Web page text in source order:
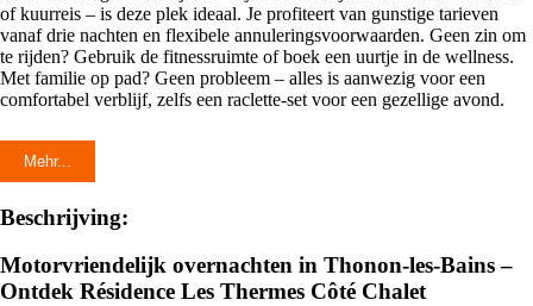
of kuurreis – is deze plek ideaal. Je profiteert van gunstige tarieven
vanaf drie nachten en flexibele annuleringsvoorwaarden. Geen zin om
te rijden? Gebruik de fitnessruimte of boek een uurtje in de wellness.
Met familie op pad? Geen probleem – alles is aanwezig voor een
comfortabel verblijf, zelfs een raclette-set voor een gezellige avond.
Résidence Les Thermes Côté Chalet
locatie op een toplocatie tussen het meer en de bergen. Voor
motorrijders die de
te starten, op te laden en te genieten van alles wat deze regio te bieden
heeft.
Mehr...
Beschrijving:
Motorvriendelijk overnachten in Thonon-les-Bains –
Ontdek Résidence Les Thermes Côté Chalet